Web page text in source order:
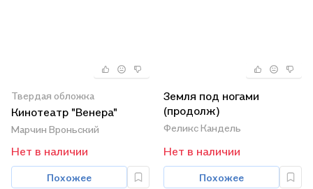
Твердая обложка
Кинотеатр "Венера"
Марчин Вроньский
Нет в наличии
Похожее
Земля под ногами
(продолж)
Феликс Кандель
Нет в наличии
Похожее